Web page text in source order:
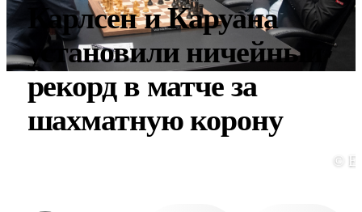
Карлсен и Каруана
установили ничейный
рекорд в матче за
шахматную корону
©